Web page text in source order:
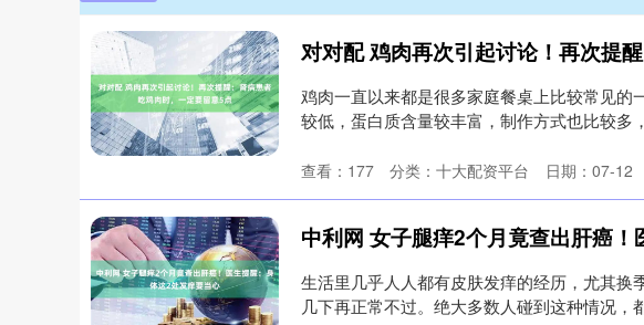
鸡肉一直以来都是很多家庭餐桌上比较常见
较低，蛋白质含量较丰富，制作方式也比较多
日期：07-12
查看： 177 分类： 十大配资平台
生活里几乎人人都有皮肤发痒的经历，尤其换
几下再正常不过。绝大多数人碰到这种情况